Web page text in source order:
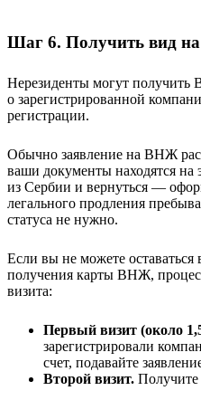
Шаг 6. Получить вид на
Нерезиденты могут
о зарегистрированной
регистрации.
Обычно заявление на ВНЖ
ваши документы находятся на
из Сербии и вернуться —
легального продления
статуса не нужно.
Если вы не можете
получения карты ВНЖ,
визита:
Первый визит (около
зарегистрировали
счет, подавайте
Второй визит.